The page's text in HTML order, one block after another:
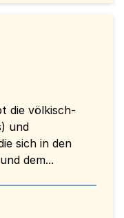
die völkisch-
und
sich in den
dem...